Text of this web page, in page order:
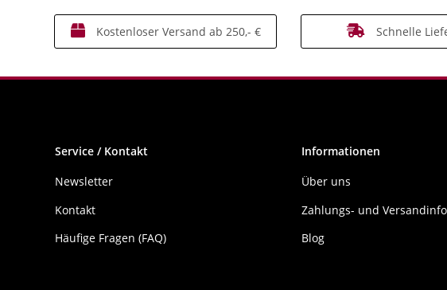
Kostenloser Versand ab 250,- € Schnelle
Service / Kontakt
Newsletter
Kontakt
Häufige Fragen (FAQ)
Informationen
Über uns
Zahlungs- und
Blog